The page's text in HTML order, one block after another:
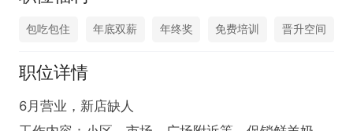
包吃包住 年底双薪 年终奖 免费培训 晋升空间
职位详情
6月营业，新店缺人